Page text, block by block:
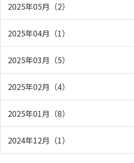
2025年05月（2）
2025年04月（1）
2025年03月（5）
2025年02月（4）
2025年01月（8）
2024年12月（1）